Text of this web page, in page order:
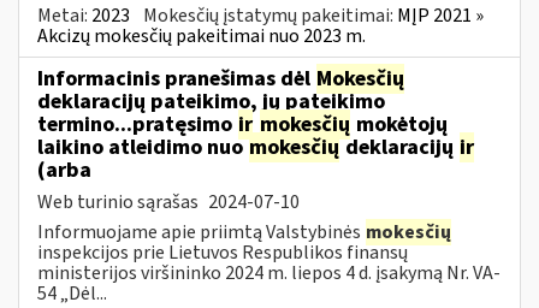
Metai: 2023 Mokesčių įstatymų pakeitimai: MĮP 2021 »
Akcizų mokesčių pakeitimai nuo 2023 m.
Informacinis pranešimas dėl Mokesčių
deklaracijų pateikimo, jų pateikimo
termino...pratęsimo ir mokesčių mokėtojų
laikino atleidimo nuomokesčiųdeklaracijų ir
(arba
Web turinio sąrašas 2024-07-10
Informuojame apie priimtą Valstybinės mokesčių
inspekcijos prie Lietuvos Respublikos finansų
ministerijos viršininko 2024 m. liepos 4 d. įsakymą Nr. VA-
54 „Dėl...